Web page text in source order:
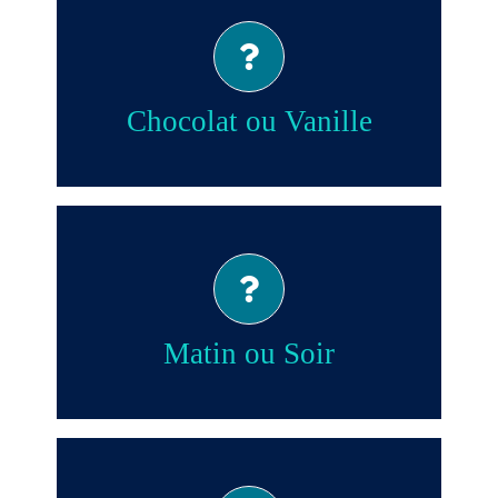
Chocolat ou Vanille
Chocolat!
Matin ou Soir
Soir!